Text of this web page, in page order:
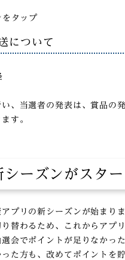
タップ
について
、当選者の発表は、賞品の
す。
シーズンがスター
プリの新シーズンが始まり
り替わるため、これからアプ
会でポイントが足りなかっ
た方も、改めてポイントを